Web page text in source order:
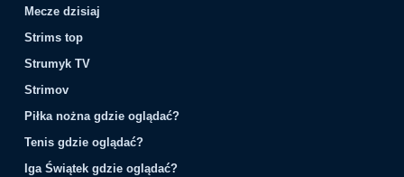
Mecze dzisiaj
Strims top
Strumyk TV
Strimov
Piłka nożna gdzie oglądać?
Tenis gdzie oglądać?
Iga Świątek gdzie oglądać?